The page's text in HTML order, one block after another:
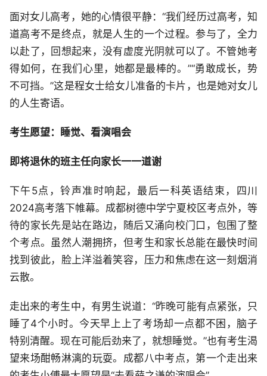
面对女儿高考，她的心情很平静：“我们经历过高考，知
道高考不是终点，就是人生的一个过程。参与了，全力
以赴了，回想起来，没有虚度光阴就可以了。不管她考
得如何，在我们心里，她都是最棒的。”“勇敢成长，势
不可挡。”这是程女士给女儿准备的卡片，也是她对女儿
的人生寄语。
考生愿望：睡觉、看演唱会
即将退休的班主任向家长一一道谢
下午5点，铃声准时响起，最后一科英语结束，四川
2024高考落下帷幕。成都树德中学宁夏校区考点外，等
待的家长先是站在路边，随后又涌向校门口，包围了整
个考点。虽然人潮拥挤，但考生和家长总能在最快时间
找到彼此，脸上洋溢着笑容，压力和焦虑在这一刻烟消
云散。
走出来的考生中，有男生说道：“昨晚可能有点紧张，只
睡了4个小时。今天早上上了考场却一点都不困，脑子
特别清醒。现在可能后劲来了，就想睡觉。”也有考生渴
望来场酣畅淋漓的玩耍。成都八中考点，第一个走出来